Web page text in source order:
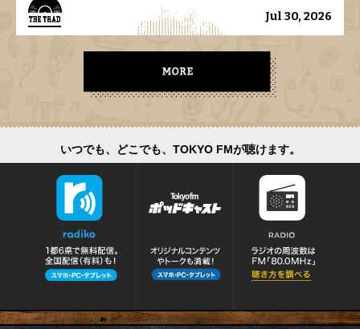
Jul 30, 2026
いつでも、どこでも、TOKYO FMが聴けます。